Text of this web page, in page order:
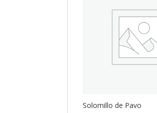
Solomillo de Pavo